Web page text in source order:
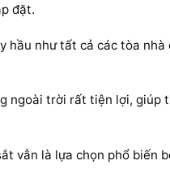
đặt.
như tất cả các tòa
ngoài trời rất tiện lợi, giúp
vẫn là lựa chọn phổ biến